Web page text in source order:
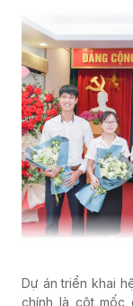
Dự án triển khai
chính là cột mốc